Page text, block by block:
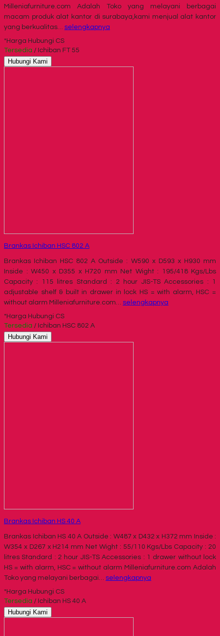
Milleniafurniture.com Adalah Toko yang melayani berbagai
macam produk alat kantor di surabaya,kami menjual alat kantor
yang berkualitas… selengkapnya
*Harga Hubungi CS
Tersedia / Ichiban FT 55
Hubungi Kami
Brankas Ichiban HSC 802 A
Brankas Ichiban HSC 802 A Outside : W590 x D593 x H930 mm
Inside : W450 x D355 x H720 mm Net Wight : 195/418 Kgs/Lbs
Capacity : 115 litres Standard : 2 hour JIS-TS Accessories : 1
adjustable shelf & built in drawer in lock HS = with alarm, HSC =
without alarm Milleniafurniture.com… selengkapnya
*Harga Hubungi CS
Tersedia / Ichiban HSC 802 A
Hubungi Kami
Brankas Ichiban HS 40 A
Brankas Ichiban HS 40 A Outside : W487 x D432 x H372 mm Inside :
W354 x D267 x H214 mm Net Wight : 55/110 Kgs/Lbs Capacity : 20
litres Standard : 2 hour JIS-TS Accessories : 1 drawer without lock
HS = with alarm, HSC = without alarm Milleniafurniture.com Adalah
Toko yang melayani berbagai… selengkapnya
*Harga Hubungi CS
Tersedia / Ichiban HS 40 A
Hubungi Kami